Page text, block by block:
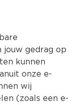
Kies jouw
jouw gedrag op
kunnen
onze e-
wij
(zoals een e-